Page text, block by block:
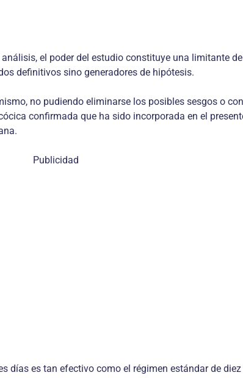
el poder del estudio constituye una limitante
definitivos sino generadores de hipótesis.
no pudiendo eliminarse los posibles sesgos o
confirmada que ha sido incorporada en el
Publicidad
es tan efectivo como el régimen estándar de